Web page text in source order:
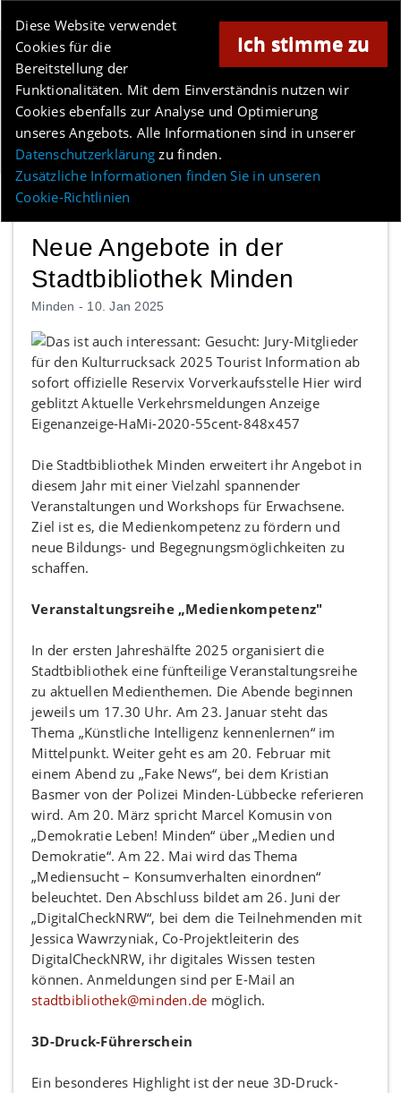
Ich stimme zu
Diese Website verwendet
Cookies für die
Bereitstellung der
Funktionalitäten. Mit dem Einverständnis nutzen wir
Cookies ebenfalls zur Analyse und Optimierung
unseres Angebots. Alle Informationen sind in unserer
Datenschutzerklärung zu finden.
Zusätzliche Informationen finden Sie in unseren
Cookie-Richtlinien
Anzeige
Menü
Neue Angebote in der
Stadtbibliothek Minden
Minden - 10. Jan 2025
Die Stadtbibliothek Minden erweitert ihr Angebot in
diesem Jahr mit einer Vielzahl spannender
Veranstaltungen und Workshops für Erwachsene.
Ziel ist es, die Medienkompetenz zu fördern und
neue Bildungs- und Begegnungsmöglichkeiten zu
schaffen.
Veranstaltungsreihe „Medienkompetenz"
In der ersten Jahreshälfte 2025 organisiert die
Stadtbibliothek eine fünfteilige Veranstaltungsreihe
zu aktuellen Medienthemen. Die Abende beginnen
jeweils um 17.30 Uhr. Am 23. Januar steht das
Thema „Künstliche Intelligenz kennenlernen“ im
Mittelpunkt. Weiter geht es am 20. Februar mit
einem Abend zu „Fake News“, bei dem Kristian
Basmer von der Polizei Minden-Lübbecke referieren
wird. Am 20. März spricht Marcel Komusin von
„Demokratie Leben! Minden“ über „Medien und
Demokratie“. Am 22. Mai wird das Thema
„Mediensucht – Konsumverhalten einordnen“
beleuchtet. Den Abschluss bildet am 26. Juni der
„DigitalCheckNRW“, bei dem die Teilnehmenden mit
Jessica Wawrzyniak, Co-Projektleiterin des
DigitalCheckNRW, ihr digitales Wissen testen
können. Anmeldungen sind per E-Mail an
stadtbibliothek@minden.de möglich.
3D-Druck-Führerschein
Ein besonderes Highlight ist der neue 3D-Druck-